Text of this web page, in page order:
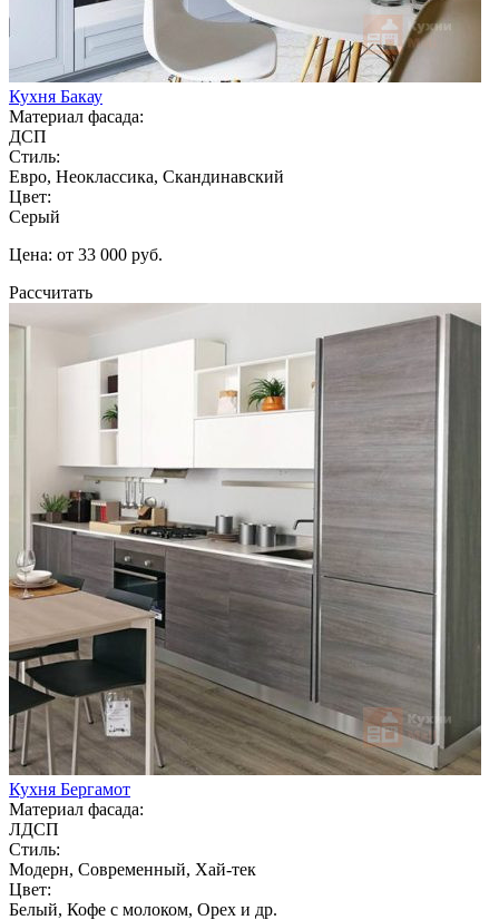
Кухня Бакау
Материал фасада:
ДСП
Стиль:
Евро, Неоклассика, Скандинавский
Цвет:
Серый
Цена: от 33 000 руб.
Рассчитать
Кухня Бергамот
Материал фасада:
ЛДСП
Стиль:
Модерн, Современный, Хай-тек
Цвет:
Белый, Кофе с молоком, Орех и др.